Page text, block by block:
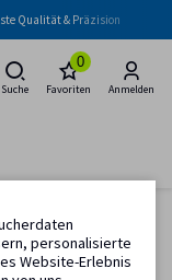
Qualität & Präzision
Suche
0
Favoriten Anmelden
personalisierte
Website-Erlebnis